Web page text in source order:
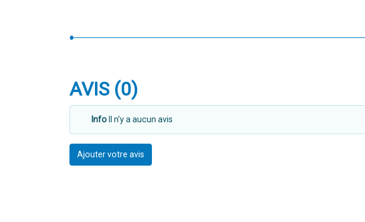
AVIS (0)
Info Il n'y a aucun avis
Ajouter votre avis